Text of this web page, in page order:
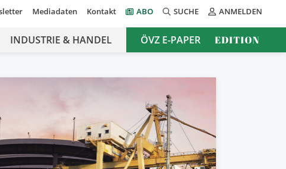
Mediadaten Kontakt ABO SUCHE ANMELDEN
INDUSTRIE & HANDEL ÖVZ E-PAPER EDITION